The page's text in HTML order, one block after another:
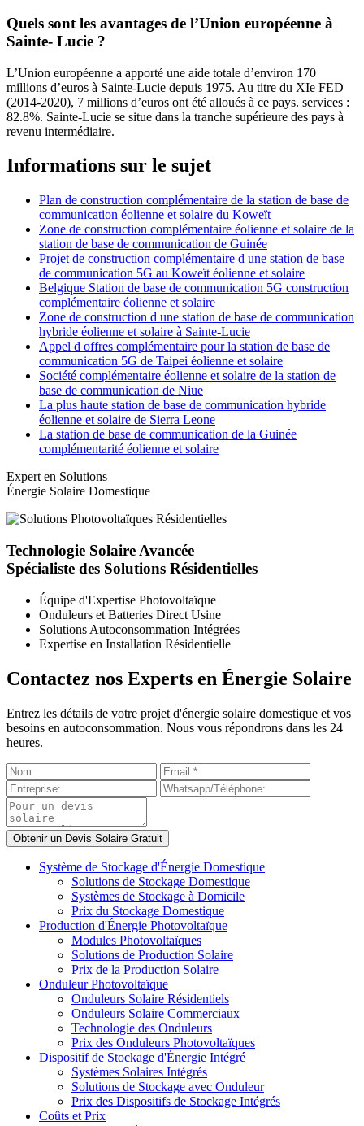
Quels sont les avantages de l’Union européenne à
Sainte- Lucie ?
L’Union européenne a apporté une aide totale d’environ 170
millions d’euros à Sainte-Lucie depuis 1975. Au titre du XIe FED
(2014-2020), 7 millions d’euros ont été alloués à ce pays. services :
82.8%. Sainte-Lucie se situe dans la tranche supérieure des pays à
revenu intermédiaire.
Informations sur le sujet
Plan de construction complémentaire de la station de base de
communication éolienne et solaire du Koweït
Zone de construction complémentaire éolienne et solaire de la
station de base de communication de Guinée
Projet de construction complémentaire d une station de base
de communication 5G au Koweït éolienne et solaire
Belgique Station de base de communication 5G construction
complémentaire éolienne et solaire
Zone de construction d une station de base de communication
hybride éolienne et solaire à Sainte-Lucie
Appel d offres complémentaire pour la station de base de
communication 5G de Taipei éolienne et solaire
Société complémentaire éolienne et solaire de la station de
base de communication de Niue
La plus haute station de base de communication hybride
éolienne et solaire de Sierra Leone
La station de base de communication de la Guinée
complémentarité éolienne et solaire
Expert en Solutions
Énergie Solaire Domestique
Technologie Solaire Avancée
Spécialiste des Solutions Résidentielles
Équipe d'Expertise Photovoltaïque
Onduleurs et Batteries Direct Usine
Solutions Autoconsommation Intégrées
Expertise en Installation Résidentielle
Contactez nos Experts en Énergie Solaire
Entrez les détails de votre projet d'énergie solaire domestique et vos
besoins en autoconsommation. Nous vous répondrons dans les 24
heures.
Système de Stockage d'Énergie Domestique
Solutions de Stockage Domestique
Systèmes de Stockage à Domicile
Prix du Stockage Domestique
Production d'Énergie Photovoltaïque
Modules Photovoltaïques
Solutions de Production Solaire
Prix de la Production Solaire
Onduleur Photovoltaïque
Onduleurs Solaire Résidentiels
Onduleurs Solaire Commerciaux
Technologie des Onduleurs
Prix des Onduleurs Photovoltaïques
Dispositif de Stockage d'Énergie Intégré
Systèmes Solaires Intégrés
Solutions de Stockage avec Onduleur
Prix des Dispositifs de Stockage Intégrés
Coûts et Prix